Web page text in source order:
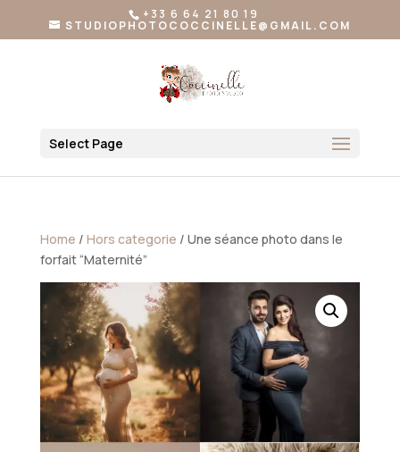
+33 6 64 21 80 19
STUDIOPHOTOCOCCINELLE@GMAIL.COM
Select Page
Home / Hors categorie / Une séance photo dans le
forfait “Maternité”